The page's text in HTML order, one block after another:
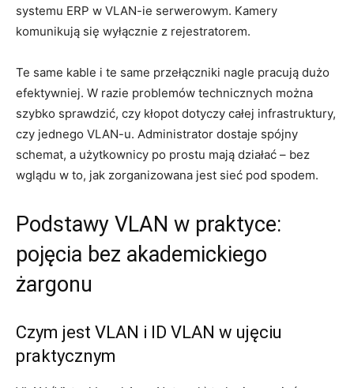
systemu ERP w VLAN-ie serwerowym. Kamery
komunikują się wyłącznie z rejestratorem.
Te same kable i te same przełączniki nagle pracują dużo
efektywniej. W razie problemów technicznych można
szybko sprawdzić, czy kłopot dotyczy całej infrastruktury,
czy jednego VLAN-u. Administrator dostaje spójny
schemat, a użytkownicy po prostu mają działać – bez
wglądu w to, jak zorganizowana jest sieć pod spodem.
Podstawy VLAN w praktyce:
pojęcia bez akademickiego
żargonu
Czym jest VLAN i ID VLAN w ujęciu
praktycznym